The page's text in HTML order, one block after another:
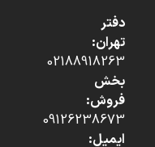
دفتر
تهران:
02188918263
بخش
فروش:
09126238673
ایمیل: